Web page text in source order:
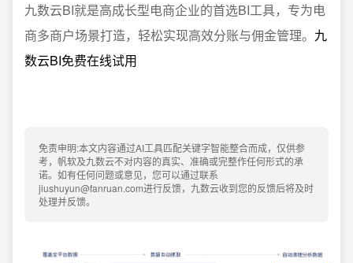
九数云BI就是高成长型电商企业的首选BI工具，专为电
商多商户场景打造，轻松实现高效分账与佣金管理。 九
数云BI免费在线试用
免责申明:本文内容通过AI工具匹配关键字智能整合而成，仅供参
考，帆软及九数云不对内容的真实、准确或完整作任何形式的承
诺。如有任何问题或意见，您可以通过联系
jiushuyun@fanruan.com进行反馈，九数云收到您的反馈后将及时
处理并反馈。